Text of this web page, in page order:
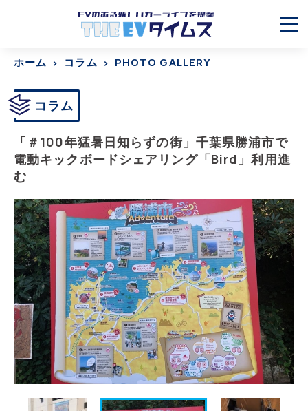
ホーム コラム PHOTO GALLERY
コラム
「＃100年猛暑日知らずの街」千葉県勝浦市で
電動キックボードシェアリング「Bird」利用進
む